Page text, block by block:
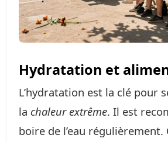
Hydratation et
L’hydratation est la clé pour
la chaleur extrême. Il est
boire de l’eau régulièrement.